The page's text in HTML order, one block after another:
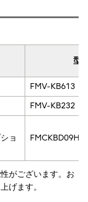
型
FMV-KB613
FMV-KB232
ョ
FMCKBD09H
がございます。お
げます。